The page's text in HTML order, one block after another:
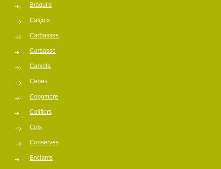
Bròquils
Calçots
Carbasses
Carbassó
Carxofa
Cebes
Cogombre
Coliflors
Cols
Conserves
Enciams